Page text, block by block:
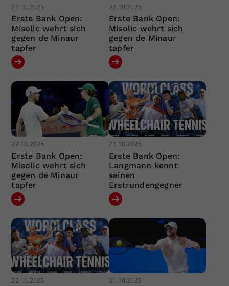
22.10.2025
Erste Bank Open:
Misolic wehrt sich
gegen de Minaur
tapfer
22.10.2025
Erste Bank Open:
Misolic wehrt sich
gegen de Minaur
tapfer
22.10.2025
Erste Bank Open:
Misolic wehrt sich
gegen de Minaur
tapfer
22.10.2025
Erste Bank Open:
Langmann kennt
seinen
Erstrundengegner
22.10.2025 21.10.2025